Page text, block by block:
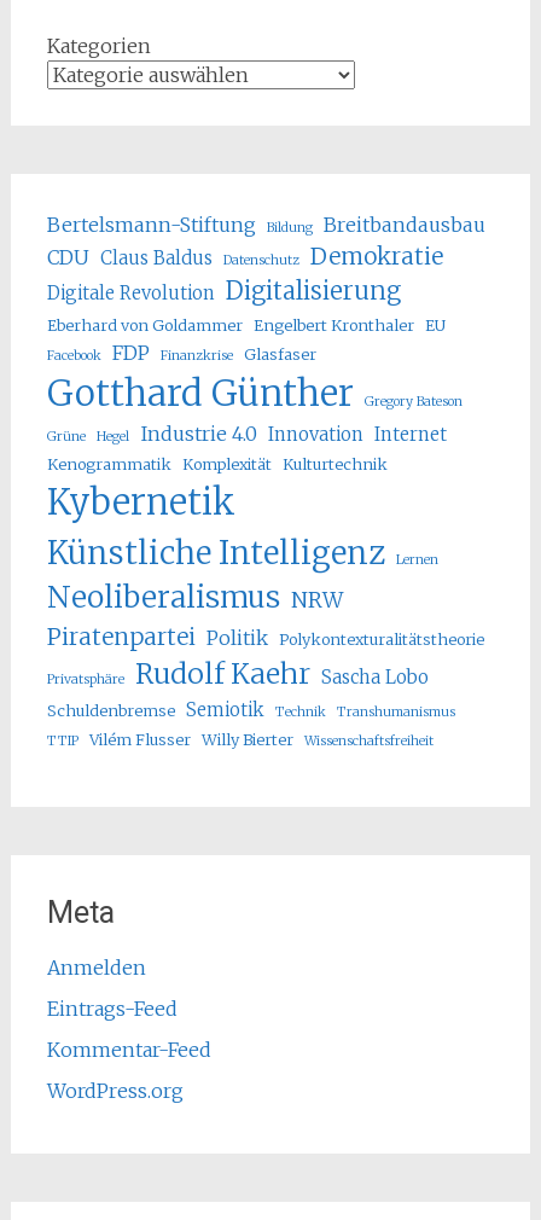
Kategorien
Bertelsmann-Stiftung Bildung
Breitbandausbau
CDU Claus Baldus Datenschutz Demokratie
Digitale Revolution Digitalisierung
Eberhard von Goldammer Engelbert Kronthaler EU
Facebook FDP Finanzkrise Glasfaser
Gotthard Günther Gregory Bateson
Grüne Hegel Industrie 4.0 Innovation Internet
Kenogrammatik Komplexität Kulturtechnik
Kybernetik
Künstliche Intelligenz Lernen
Neoliberalismus NRW
Piratenpartei Politik Polykontexturalitätstheorie
Privatsphäre Rudolf Kaehr Sascha Lobo
Schuldenbremse Semiotik Technik
Transhumanismus
TTIP
Vilém Flusser Willy Bierter Wissenschaftsfreiheit
Meta
Anmelden
Eintrags-Feed
Kommentar-Feed
WordPress.org